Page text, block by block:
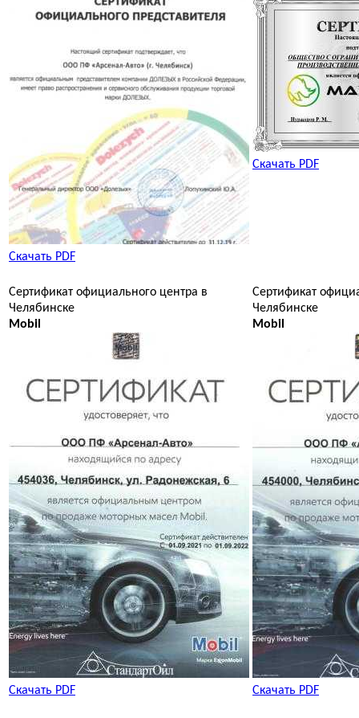
Скачать PDF
Скачать PDF
Сертификат официального центра в
Челябинске
Mobil
Скачать PDF
Сертификат
Челябинске
Mobil
Скачать PDF